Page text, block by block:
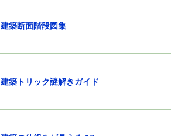
建築断面階段図集
建築トリック謎解きガイド